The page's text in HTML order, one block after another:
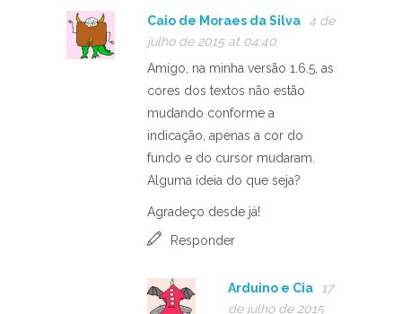
Caio de Moraes da Silva
4 de
julho de 2015 at 04:40
Amigo, na minha versão 1.6.5, as
cores dos textos não estão
mudando conforme a
indicação, apenas a cor do
fundo e do cursor mudaram.
Alguma ideia do que seja?
Agradeço desde já!
Responder
Arduino e Cia
17
de julho de 2015